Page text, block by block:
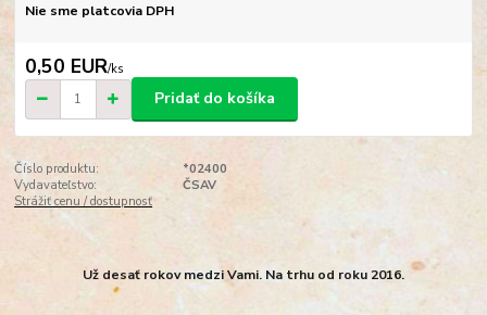
Nie sme platcovia DPH
0,50 EUR/ks
Pridať do košíka
Číslo produktu:
*02400
Vydavateľstvo:
ČSAV
Strážiť cenu / dostupnosť
Už desať rokov medzi Vami. Na trhu od roku 2016.